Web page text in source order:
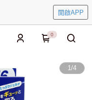
開啟APP
0
1/4